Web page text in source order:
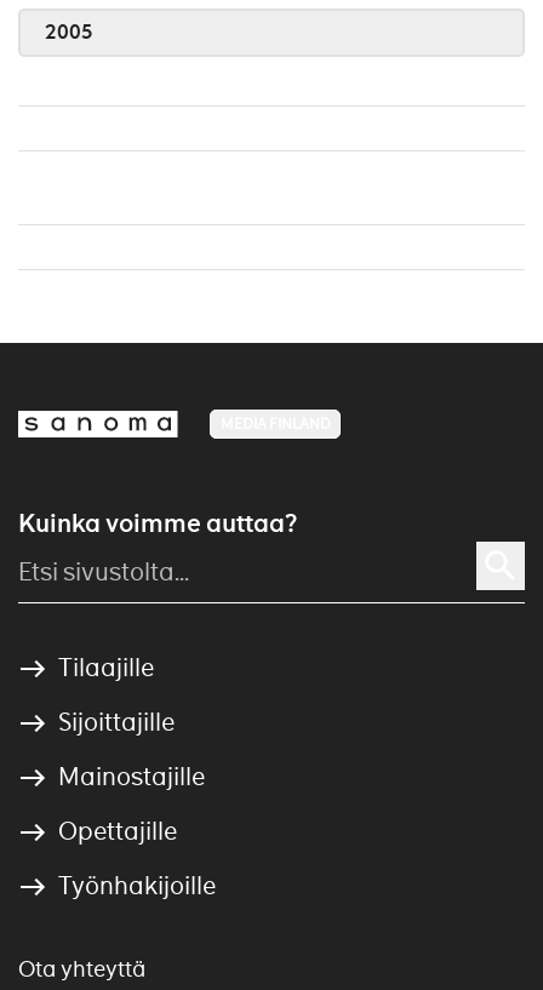
2005
Kuinka voimme auttaa?
Tilaajille
Sijoittajille
Mainostajille
Opettajille
Työnhakijoille
Ota yhteyttä